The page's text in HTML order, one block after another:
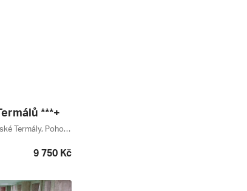
***+
Zreče, Rogla, Slovinské Termály, Pohorje, Podravje, Slovinsko
9 750 Kč